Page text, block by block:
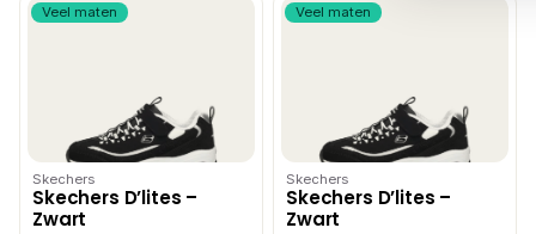
Veel maten
Skechers
Skechers D’lites –
Zwart
Veel maten
Skechers
Skechers D’lites –
Zwart